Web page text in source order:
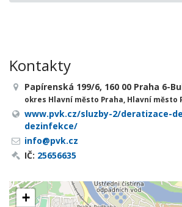
Kontakty
Papírenská 199/6, 160 00 Praha 6-
okres Hlavní město Praha, Hlavní město
www.pvk.cz/sluzby-2/deratizace-
dezinfekce/
info@pvk.cz
IČ: 25656635
+